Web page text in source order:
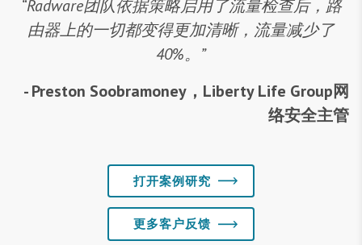
“Radware团队依据策略启用了流量检查后，路
由器上的一切都变得更加清晰，流量减少了
40%。”
- Preston Soobramoney，Liberty Life Group网
络安全主管
打开案例研究
更多客户反馈